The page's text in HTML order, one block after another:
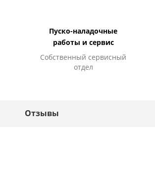
Пуско-наладочные
работы и сервис
Собственный сервисный
отдел
Отзывы